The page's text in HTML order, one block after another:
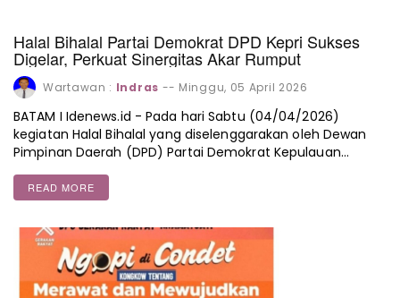
Halal Bihalal Partai Demokrat DPD Kepri Sukses
Digelar, Perkuat Sinergitas Akar Rumput
Wartawan : Indras -- Minggu, 05 April 2026
BATAM I Idenews.id - Pada hari Sabtu (04/04/2026)
kegiatan Halal Bihalal yang diselenggarakan oleh Dewan
Pimpinan Daerah (DPD) Partai Demokrat Kepulauan…
READ MORE